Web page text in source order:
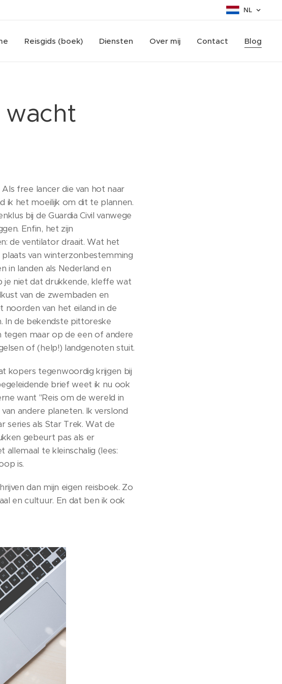
NL
Reisgids (boek) Diensten Over mij Contact Blog
wacht
free lancer die van hot naar
ik het moeilijk om dit te plannen.
bij de Guardia Civil vanwege
Enfin, het zijn
de ventilator draait. Wat het
van winterzonbestemming
in landen als Nederland en
je niet dat drukkende, kleffe wat
van de zwembaden en
van het eiland in de
In de bekendste pittoreske
tegen maar op de een of andere
of (help!) landgenoten stuit.
kopers tegenwoordig krijgen bij
brief weet ik nu ook
want "Reis om de wereld in
andere planeten. Ik verslond
series als Star Trek. Wat de
gebeurt pas als er
te kleinschalig (lees:
is.
dan mijn eigen reisboek. Zo
en cultuur. En dat ben ik ook